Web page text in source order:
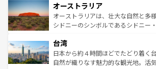
部のニューオーリンズでは、音楽と
文化が魅力。旅行者はアメリカの各
しみながら、その多様性と豊かな歴
ならではの贅沢な旅のスタイルだ。 なお、新着のアメリカ
情報はコンテンツ一覧を参照してほ
ワイ島は見逃せない。また、定番の
島だが、静かな自然を求めるならマ
おすすめ。エメラルドグリーンに輝
れるおもてなしの心で訪れる人々を
人々、おいしいローカルフードやハ
ク、伝統的なフラダンスなど、すべ
オーストラリア
オーストラリアは、壮大な自然と多
シドニーのシンボルであるシドニー
リアリーフや大陸中央部にそびえる
ク）、タスマニアの美しい原生林や
ど、見どころがたくさん。また、カ
台湾
日本から約４時間ほどでたどり着く
自然が織りなす魅力的な観光地。活